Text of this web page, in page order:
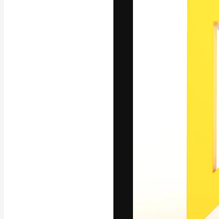
creativi,
Copyright © 2010-